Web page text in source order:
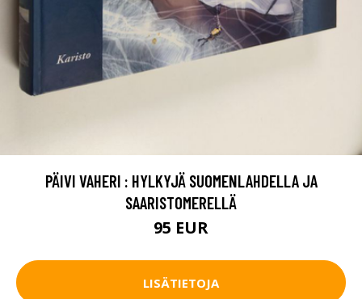
PÄIVI VAHERI : HYLKYJÄ SUOMENLAHDELLA JA
SAARISTOMERELLÄ
95 EUR
LISÄTIETOJA